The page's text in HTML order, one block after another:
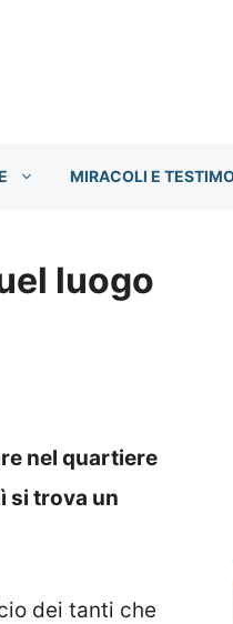
MIRACOLI E
luogo
nel quartiere
si trova un
dei tanti che